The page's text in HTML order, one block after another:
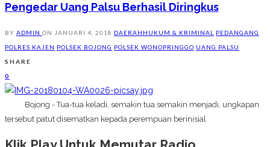
Pengedar Uang Palsu Berhasil Diringkus
BY ADMIN ON JANUARI 4, 2018 DAERAH HUKUM & KRIMINAL
PEDANGANG
POLRES KAJEN POLSEK BOJONG POLSEK WONOPRINGGO UANG PALSU
SHARE
0
Bojong - Tua-tua keladi, semakin tua semakin menjadi, ungkapan
tersebut patut disematkan kepada perempuan berinisial